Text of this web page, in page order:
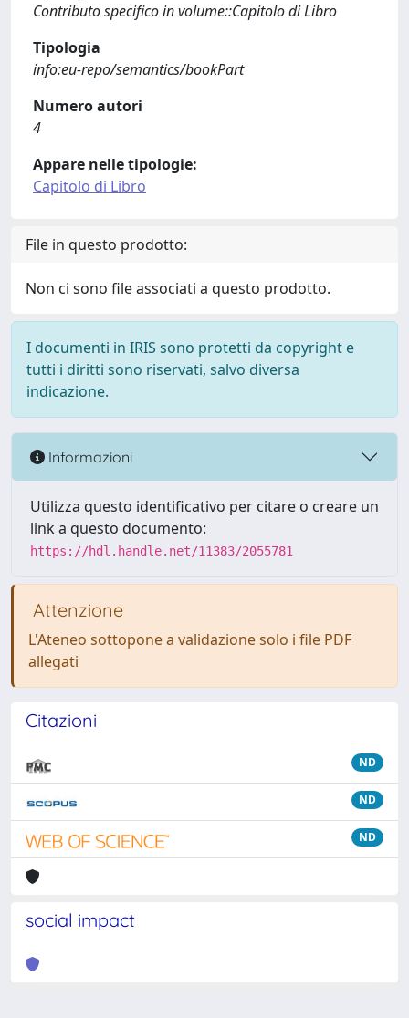
Contributo specifico in volume::Capitolo di Libro
Tipologia
info:eu-repo/semantics/bookPart
Numero autori
4
Appare nelle tipologie:
Capitolo di Libro
File in questo prodotto:
Non ci sono file associati a questo prodotto.
I documenti in IRIS sono protetti da copyright e
tutti i diritti sono riservati, salvo diversa
indicazione.
Informazioni
Utilizza questo identificativo per citare o creare un
link a questo documento:
https://hdl.handle.net/11383/2055781
Attenzione
L'Ateneo sottopone a validazione solo i file PDF
allegati
Citazioni
ND
ND
ND
social impact